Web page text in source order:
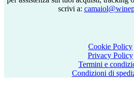
scrivi a:
Cookie Policy
Privacy Policy
Termini e
Condizioni di